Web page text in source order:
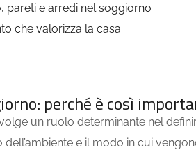
pareti e arredi nel soggiorno
che valorizza la casa
perché è così
un ruolo determinante nel
dell’ambiente e il modo in cui